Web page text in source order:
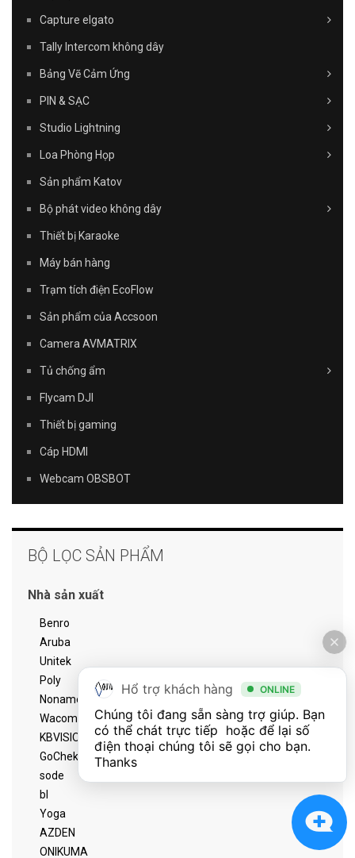
Capture elgato
Tally Intercom không dây
Bảng Vẽ Cảm Ứng
PIN & SẠC
Studio Lightning
Loa Phòng Họp
Sản phẩm Katov
Bộ phát video không dây
Thiết bị Karaoke
Máy bán hàng
Trạm tích điện EcoFlow
Sản phẩm của Accsoon
Camera AVMATRIX
Tủ chống ẩm
Flycam DJI
Thiết bị gaming
Cáp HDMI
Webcam OBSBOT
BỘ LỌC SẢN PHẨM
Nhà sản xuất
Benro
Aruba
Unitek
Poly
Noname
Wacom
KBVISION
GoChek
sode
bl
Yoga
AZDEN
ONIKUMA
Hổ trợ khách hàng ONLINE
Chúng tôi đang sẵn sàng trợ giúp. Bạn
có thể chát trực tiếp  hoặc để lại số
điện thoại chúng tôi sẽ gọi cho bạn.
Thanks